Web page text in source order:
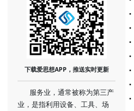
下载爱思想APP，推送实时更新
服务业，通常被称为第三产
业，是指利用设备、工具、场